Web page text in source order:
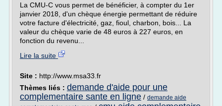
La CMU-C vous permet de bénéficier, à compter du 1er
janvier 2018, d'un chèque énergie permettant de réduire
votre facture d'électricité, gaz, fioul, charbon, bois... La
valeur du chèque varie de 48 euros à 227 euros, en
fonction du revenu...
Lire la suite
Site : http://www.msa33.fr
Thèmes liés : demande d'aide pour une
complementaire sante en ligne / demande aide